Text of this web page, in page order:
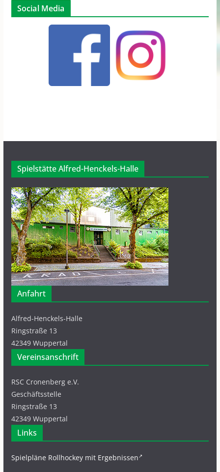
Social Media
Spielstätte Alfred-Henckels-Halle
Anfahrt
Alfred-Henckels-Halle
Ringstraße 13
42349 Wuppertal
Vereinsanschrift
RSC Cronenberg e.V.
Geschäftsstelle
Ringstraße 13
42349 Wuppertal
Links
Spielpläne Rollhockey mit Ergebnissen